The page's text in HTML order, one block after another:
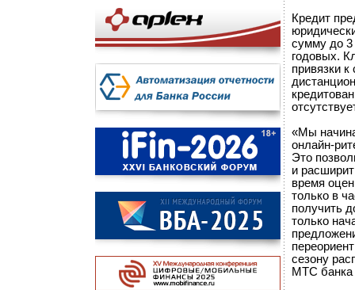
Кредит
сумму до 3
годовых.
привязки
«Мы
онлайн-
Это
и
время
только в
получить
только
сезону
МТС банка